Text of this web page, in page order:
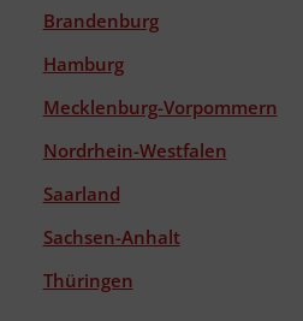
Brandenburg
Hamburg
Mecklenburg-Vorpommern
Nordrhein-Westfalen
Saarland
Sachsen-Anhalt
Thüringen